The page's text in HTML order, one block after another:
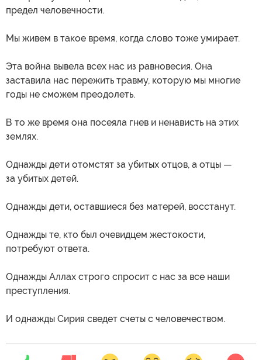
предел человечности.
Мы живем в такое время, когда слово тоже умирает.
Эта война вывела всех нас из равновесия. Она
заставила нас пережить травму, которую мы многие
годы не сможем преодолеть.
В то же время она посеяла гнев и ненависть на этих
землях.
Однажды дети отомстят за убитых отцов, а отцы —
за убитых детей.
Однажды дети, оставшиеся без матерей, восстанут.
Однажды те, кто был очевидцем жестокости,
потребуют ответа.
Однажды Аллах строго спросит с нас за все наши
преступления.
И однажды Сирия сведет счеты с человечеством.